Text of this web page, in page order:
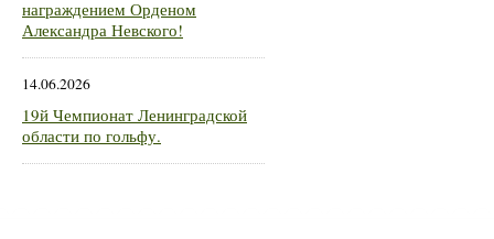
награждением Орденом
Александра Невского!
14.06.2026
19й Чемпионат Ленинградской
области по гольфу.